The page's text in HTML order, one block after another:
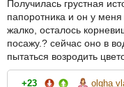
Получилась грустная
папоротника и он у
жалко, осталось
посажу.? сейчас оно в
пытаться возродить
+23 olgha